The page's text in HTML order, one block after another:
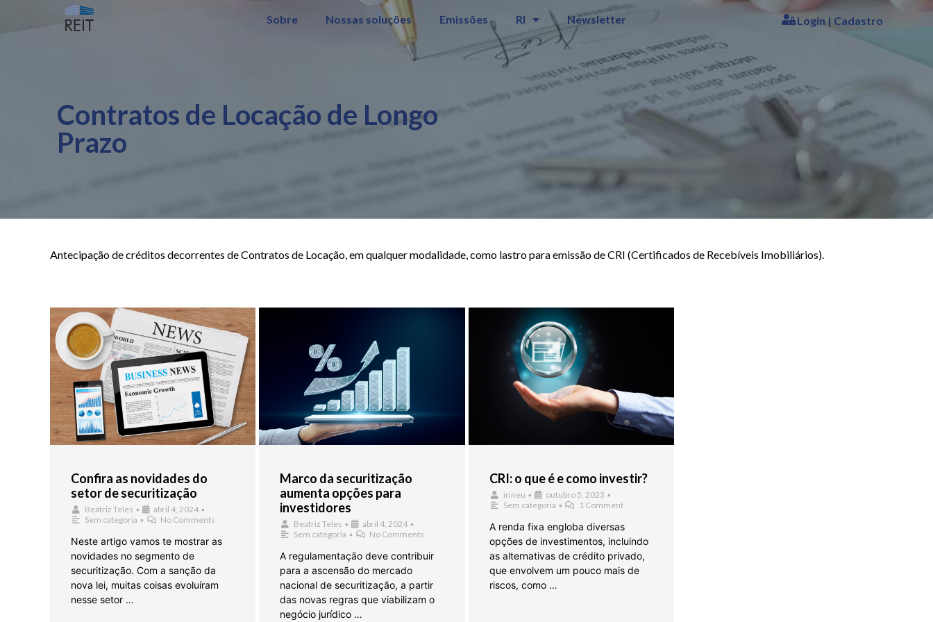
Sobre Nossas soluções Emissões RI Newsletter Login | Cadastro
Contratos de Locação de Longo
Prazo
Antecipação de créditos decorrentes de Contratos de Locação, em qualquer modalidade, como lastro para emissão de CRI (Certificados de Recebíveis Imobiliários).
Confira as novidades do
setor de securitização
Beatriz Teles • abril 4, 2024 •
Sem categoria • No Comments
Neste artigo vamos te mostrar as
novidades no segmento de
securitização. Com a sanção da
nova lei, muitas coisas evoluíram
nesse setor …
Marco da securitização
aumenta opções para
investidores
Beatriz Teles • abril 4, 2024 •
Sem categoria • No Comments
A regulamentação deve contribuir
para a ascensão do mercado
nacional de securitização, a partir
das novas regras que viabilizam o
negócio jurídico …
CRI: o que é e como investir?
irineu • outubro 5, 2023 •
Sem categoria • 1 Comment
A renda fixa engloba diversas
opções de investimentos, incluindo
as alternativas de crédito privado,
que envolvem um pouco mais de
riscos, como …